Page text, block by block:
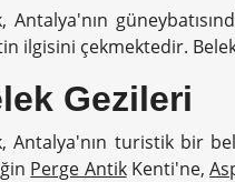
Antalya'nın
ilgisini çekmektedir.
Gezileri
Antalya'nın turistik bir
Perge AntikKenti'ne,